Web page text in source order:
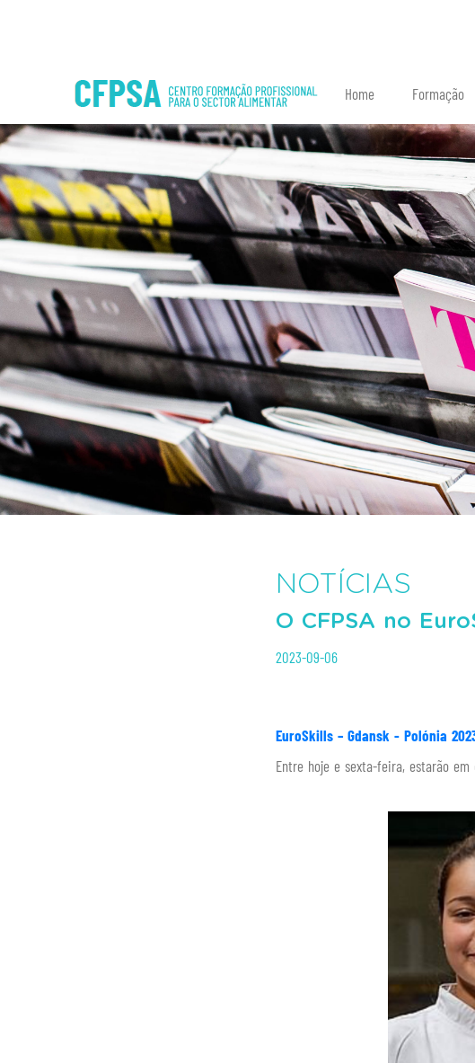
Home Formação
NOTÍCIAS
O CFPSA no
2023-09-06
EuroSkills – Gdansk - Polónia
Entre hoje e sexta-feira, estarão em